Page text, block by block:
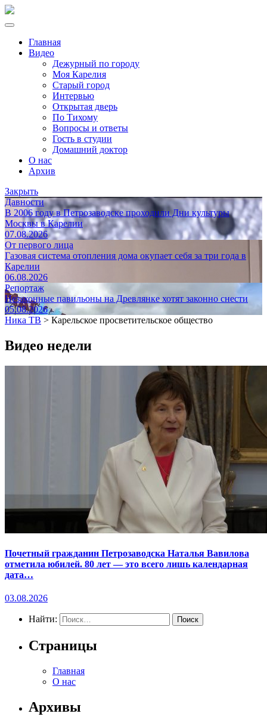
Главная
Видео
Дежурный по городу
Моя Карелия
Старый город
Интервью
Открытая дверь
По Тихому
Вопросы и ответы
Гость в студии
Домашний доктор
О нас
Архив
Закрыть
Давности
В 2006 году в Петрозаводске проходили Дни культуры
Москвы в Карелии
07.08.2026
От первого лица
Газовая система отопления дома окупает себя за три года в
Карелии
06.08.2026
Репортаж
Незаконные павильоны на Древлянке хотят законно снести
05.08.2026
Ника ТВ > Карельское просветительское общество
Видео недели
Почетный гражданин Петрозаводска Наталья Вавилова
отметила юбилей. 80 лет — это всего лишь календарная
дата…
03.08.2026
Найти:
Страницы
Главная
О нас
Архивы